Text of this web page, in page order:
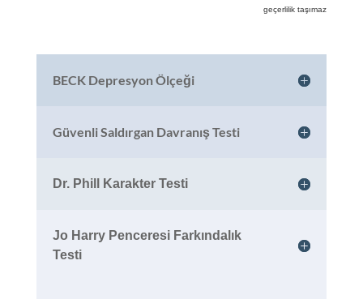
geçerlilik taşımaz
BECK Depresyon Ölçeği
Güvenli Saldırgan Davranış Testi
Dr. Phill Karakter Testi
Jo Harry Penceresi Farkındalık
Testi